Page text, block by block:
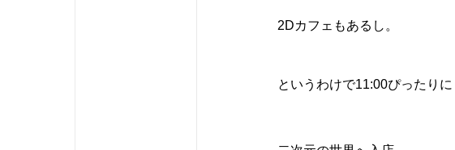
2Dカフェもあるし。
というわけで11:00ぴったりに